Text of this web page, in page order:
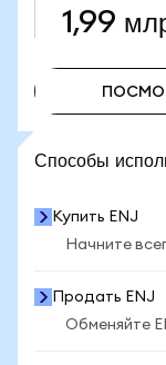
1,99
Способы
Купить ENJ
Начните
Продать ENJ
Обменяйте